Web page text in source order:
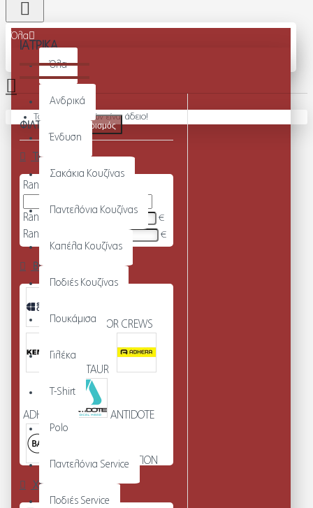
Όλα
Όλα
Ανδρικά
Ένδυση
Σακάκια Κουζίνας
Παντελόνια Κουζίνας
Καπέλα Κουζίνας
Ποδιές Κουζίνας
Πουκάμισα
Γιλέκα
T-Shirt
Polo
Παντελόνια Service
Ποδιές Service
Το καλάθι αγορών είναι άδειο!
ΙΑΤΡΙΚΆ
ΦΙΛΤΡΑ Καθαρισμός
Τιμή
Range Slider
Range Min €
Range Max €
Brands
SHOES FOR CREWS
KENTAUR
ADHERA ANTIDOTE
BASICS COLLECTION
Χρώμα